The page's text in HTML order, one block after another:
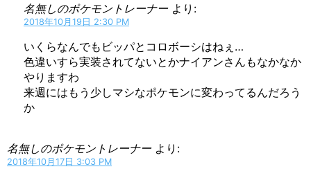
名無しのポケモントレーナー より:
2018年10月19日 2:30 PM
いくらなんでもビッパとコロボーシはねぇ…
色違いすら実装されてないとかナイアンさんもなかなか
やりますわ
来週にはもう少しマシなポケモンに変わってるんだろう
か
名無しのポケモントレーナー より:
2018年10月17日 3:03 PM